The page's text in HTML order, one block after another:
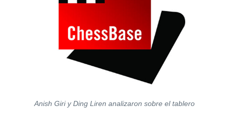
Anish Giri y Ding Liren analizaron sobre el tablero